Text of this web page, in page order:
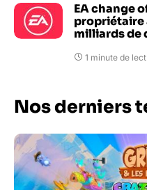
EA change
propriétaire
milliards de
1 minute de
Nos derniers